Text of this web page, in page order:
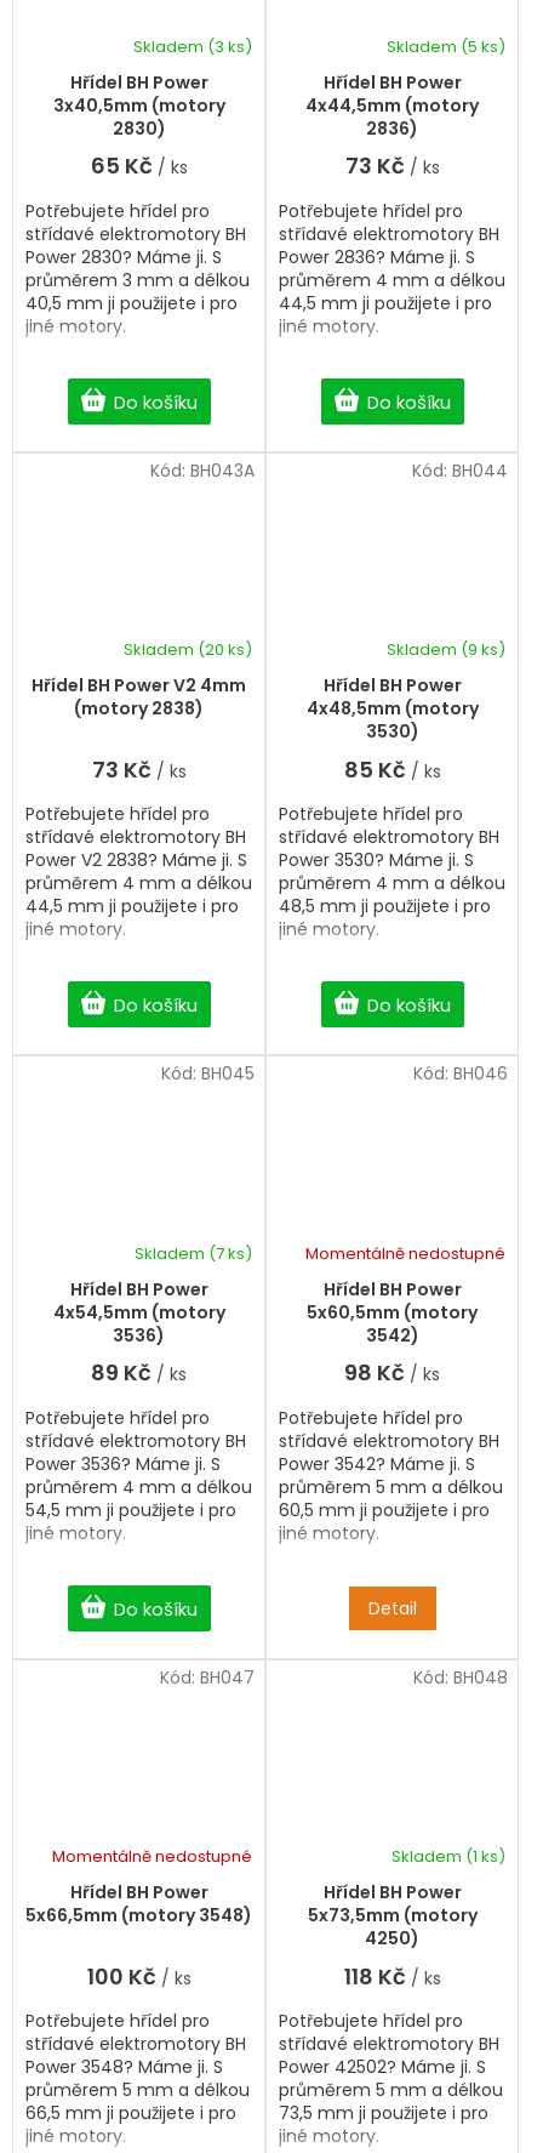
Hřídel BH Power
3x40,5mm (motory
2830)
Skladem (3 ks)
65 Kč / ks
Do košíku
Potřebujete hřídel pro
střídavé elektromotory BH
Power 2830? Máme ji. S
průměrem 3 mm a délkou
40,5 mm ji použijete i pro
jiné motory.
Hřídel BH Power
4x44,5mm (motory
2836)
Skladem (5 ks)
73 Kč / ks
Do košíku
Potřebujete hřídel pro
střídavé elektromotory BH
Power 2836? Máme ji. S
průměrem 4 mm a délkou
44,5 mm ji použijete i pro
jiné motory.
Hřídel BH Power V2 4mm
(motory 2838)
Skladem (20 ks)
73 Kč / ks
Do košíku
Potřebujete hřídel pro
střídavé elektromotory BH
Power V2 2838? Máme ji. S
průměrem 4 mm a délkou
44,5 mm ji použijete i pro
jiné motory.
Kód: BH043A
Hřídel BH Power
4x48,5mm (motory
3530)
Skladem (9 ks)
85 Kč / ks
Do košíku
Potřebujete hřídel pro
střídavé elektromotory BH
Power 3530? Máme ji. S
průměrem 4 mm a délkou
48,5 mm ji použijete i pro
jiné motory.
Kód: BH044
Hřídel BH Power
4x54,5mm (motory
3536)
hodnocení
produktu
hvězdiček.
Skladem (7 ks)
89 Kč / ks
Do košíku
Potřebujete hřídel pro
střídavé elektromotory BH
Power 3536? Máme ji. S
průměrem 4 mm a délkou
54,5 mm ji použijete i pro
jiné motory.
Kód: BH045
Hřídel BH Power
5x60,5mm (motory
3542)
Momentálně nedostupné
98 Kč / ks
Detail
Potřebujete hřídel pro
střídavé elektromotory BH
Power 3542? Máme ji. S
průměrem 5 mm a délkou
60,5 mm ji použijete i pro
jiné motory.
Kód: BH046
Hřídel BH Power
5x66,5mm (motory 3548)
Momentálně nedostupné
100 Kč / ks
Potřebujete hřídel pro
střídavé elektromotory BH
Power 3548? Máme ji. S
průměrem 5 mm a délkou
66,5 mm ji použijete i pro
jiné motory.
Kód: BH047
Hřídel BH Power
5x73,5mm (motory
4250)
Skladem (1 ks)
118 Kč / ks
Potřebujete hřídel pro
střídavé elektromotory BH
Power 42502? Máme ji. S
průměrem 5 mm a délkou
73,5 mm ji použijete i pro
jiné motory.
Kód: BH048